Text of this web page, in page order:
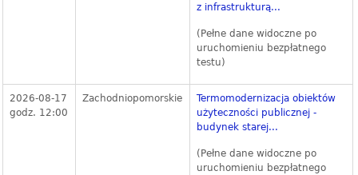
z infrastrukturą...
(Pełne dane widoczne po
uruchomieniu bezpłatnego
testu)
2026-08-17
godz. 12:00
Zachodniopomorskie
Termomodernizacja obiektów
użyteczności publicznej -
budynek starej...
(Pełne dane widoczne po
uruchomieniu bezpłatnego